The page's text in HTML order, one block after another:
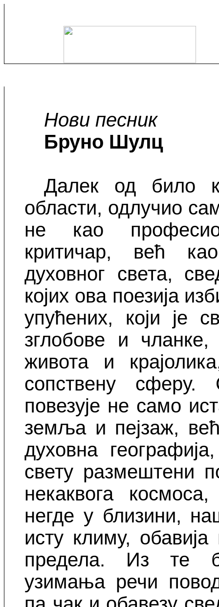
Нови песник
Бруно Шулц
Далек од било
области, одлучио
не као
критичар, већ
духовног света,
којих ова поезија
упућених, који је
зглобове и
живота и
сопствену
повезује не само
земља и пејзаж, ве
духовна
свету размештени
некаквога
негде у близини,
исту климу,
предела. Из те
узимања речи